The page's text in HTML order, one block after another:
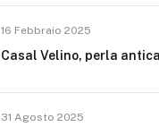
16 Febbraio 2025
Casal Velino, perla
31 Agosto 2025